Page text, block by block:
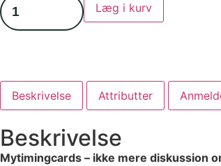
Læg i kurv
Beskrivelse Attributter
Beskrivelse
Mytimingcards – ikke mere diskussion